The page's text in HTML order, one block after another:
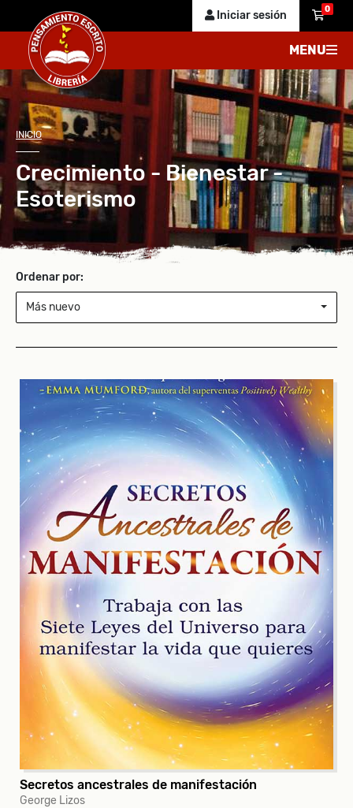
Iniciar sesión 0
MENU
INICIO
Crecimiento - Bienestar -
Esoterismo
Ordenar por:
Más nuevo
Secretos ancestrales de manifestación
George Lizos